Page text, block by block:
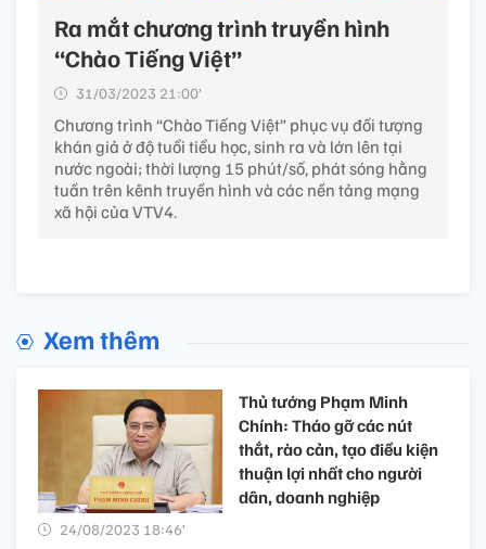
Ra mắt chương trình truyền hình
“Chào Tiếng Việt”
31/03/2023 21:00’
Chương trình “Chào Tiếng Việt” phục vụ đối tượng
khán giả ở độ tuổi tiểu học, sinh ra và lớn lên tại
nước ngoài; thời lượng 15 phút/số, phát sóng hằng
tuần trên kênh truyền hình và các nền tảng mạng
xã hội của VTV4.
Xem thêm
Thủ tướng Phạm Minh
Chính: Tháo gỡ các nút
thắt, rào cản, tạo điều kiện
thuận lợi nhất cho người
dân, doanh nghiệp
24/08/2023 18:46’